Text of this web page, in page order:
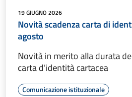
19 GIUGNO 2026
Novità scadenza carta di
agosto
Novità in merito alla durata
carta d’identità cartacea
Comunicazione istituzionale